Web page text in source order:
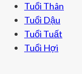
Tuổi Thân
Tuổi Dậu
Tuổi Tuất
Tuổi Hợi